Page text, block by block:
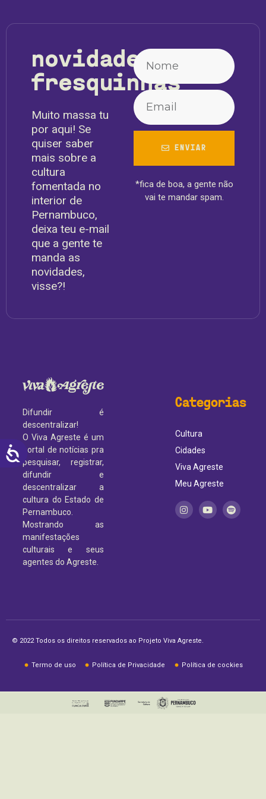
ACESSIBILIDADE
novidades
fresquinhas
Muito massa tu
por aqui! Se
quiser saber
mais sobre a
cultura
fomentada no
interior de
Pernambuco,
deixa teu e-mail
que a gente te
manda as
novidades,
visse?!
ENVIAR
*fica de boa, a gente não
vai te mandar spam.
Difundir é
descentralizar!
O Viva Agreste é um
portal de notícias pra
pesquisar, registrar,
difundir e
descentralizar a
cultura do Estado de
Pernambuco.
Mostrando as
manifestações
culturais e seus
agentes do Agreste.
Categorias
Cultura
Cidades
Viva Agreste
Meu Agreste
© 2022 Todos os direitos reservados ao Projeto Viva Agreste.
Termo de uso Política de Privacidade Política de cockies